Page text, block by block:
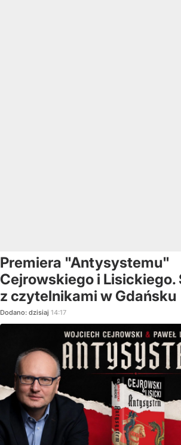
Premiera "Antysystemu"
Cejrowskiego i Lisickiego.
z czytelnikami w Gdańsku
Dodano: dzisiaj 14:17